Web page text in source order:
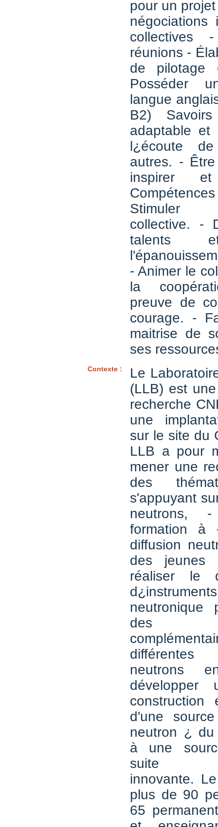
pour un
négociations
collectives
réunions -
de
Posséder
langue
B2)
adaptable
l¿écoute
autres. -
inspirer
Stimuler
collective. -
talents
- Animer le
la
preuve de
courage. -
maitrise de
ses
Contexte :
Le
(LLB) est
recherche
une
sur le site du
LLB a pour
mener une
des
s'appuyant
neutrons,
formation
diffusion
des jeunes
réaliser le
neutronique
des
neutrons
construction
d'une
neutron ¿ du
à une
suite
innovante.
plus de 90
65